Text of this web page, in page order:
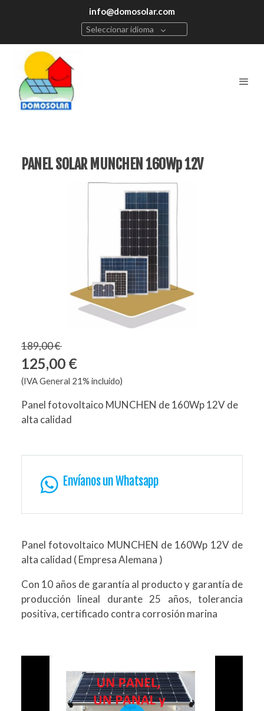
info@domosolar.com
Seleccionar idioma
PANEL SOLAR MUNCHEN 160Wp 12V
189,00 €
125,00 €
(IVA General 21% incluido)
Panel fotovoltaico MUNCHEN de 160Wp 12V de
alta calidad
Envíanos un Whatsapp
Panel fotovoltaico MUNCHEN de 160Wp 12V de
alta calidad ( Empresa Alemana )
Con 10 años de garantía al producto y garantía de
producción lineal durante 25 años, tolerancia
positiva, certificado contra corrosión marina